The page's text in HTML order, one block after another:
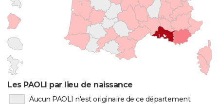
Les PAOLI par lieu de naissance
Aucun PAOLI n'est originaire de ce département